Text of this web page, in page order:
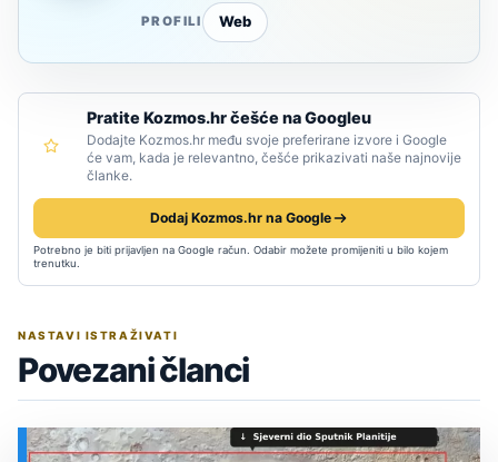
PROFILI Web
Pratite Kozmos.hr češće na Googleu
Dodajte Kozmos.hr među svoje preferirane izvore i Google
će vam, kada je relevantno, češće prikazivati naše najnovije
članke.
Dodaj Kozmos.hr na Google
Potrebno je biti prijavljen na Google račun. Odabir možete promijeniti u bilo kojem
trenutku.
NASTAVI ISTRAŽIVATI
Povezani članci